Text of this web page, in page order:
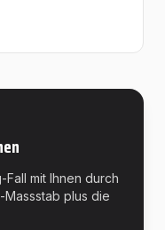
mit Ihnen durch
plus die